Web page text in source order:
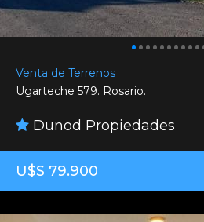
Venta de Terrenos
Ugarteche 579. Rosario.
Dunod Propiedades
U$S 79.900